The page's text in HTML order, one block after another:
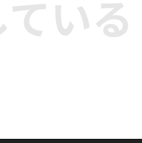
いる